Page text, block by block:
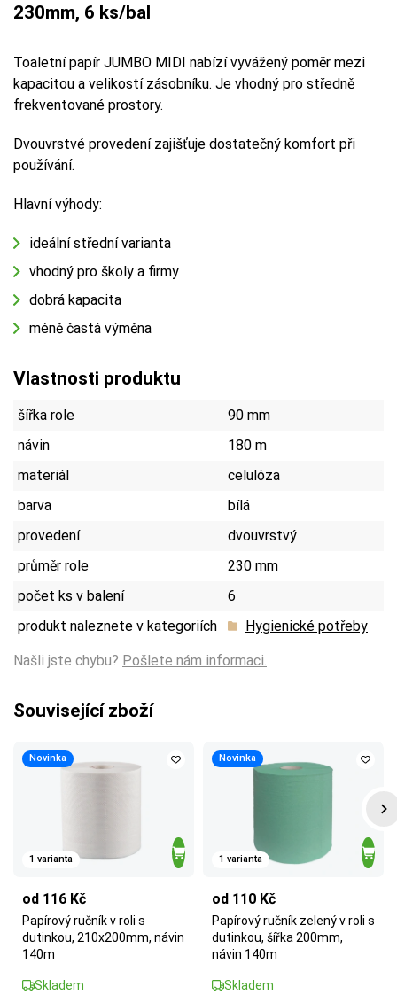
230mm, 6 ks/bal
Toaletní papír JUMBO MIDI nabízí vyvážený poměr mezi
kapacitou a velikostí zásobníku. Je vhodný pro středně
frekventované prostory.
Dvouvrstvé provedení zajišťuje dostatečný komfort při
používání.
Hlavní výhody:
ideální střední varianta
vhodný pro školy a firmy
dobrá kapacita
méně častá výměna
Vlastnosti produktu
šířka role
90 mm
návin
180 m
materiál
celulóza
barva
bílá
provedení
dvouvrstvý
průměr role
230 mm
počet ks v balení
6
produkt naleznete v kategoriích
Hygienické potřeby
Našli jste chybu? Pošlete nám informaci.
Související zboží
Novinka
1 varianta
od 116 Kč
Papírový ručník v roli s
dutinkou, 210x200mm, návin
140m
Skladem
Novinka
1 varianta
od 110 Kč
Papírový ručník zelený v roli s
dutinkou, šířka 200mm,
návin 140m
Skladem